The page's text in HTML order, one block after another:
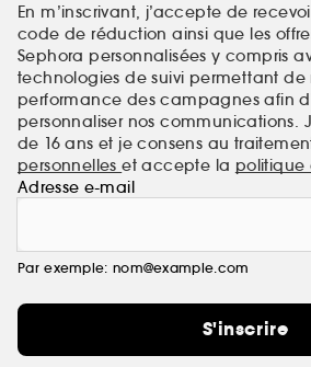
En m’inscrivant, j’accepte de
code de réduction ainsi que les
Sephora personnalisées y compris
technologies de suivi permettant de
performance des campagnes afin
personnaliser nos communications.
de 16 ans et je consens au
personnelleset accepte la politique
Adresse e-mail
Par exemple: nom@example.com
S'inscrire